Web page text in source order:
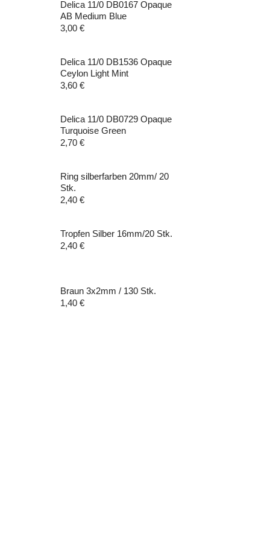
Delica 11/0 DB0167 Opaque
AB Medium Blue
3,00 €
Delica 11/0 DB1536 Opaque
Ceylon Light Mint
3,60 €
Delica 11/0 DB0729 Opaque
Turquoise Green
2,70 €
Ring silberfarben 20mm/ 20
Stk.
2,40 €
Tropfen Silber 16mm/20 Stk.
2,40 €
Braun 3x2mm / 130 Stk.
1,40 €